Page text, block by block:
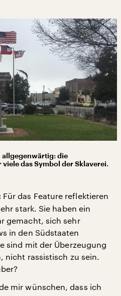
allgegenwärtig: die
das Symbol der Sklaverei.
Für das Feature reflektieren
stark. Sie haben ein
gemacht, sich sehr
in den Südstaaten
sind mit der Überzeugung
nicht rassistisch zu sein.
mir wünschen, dass ich